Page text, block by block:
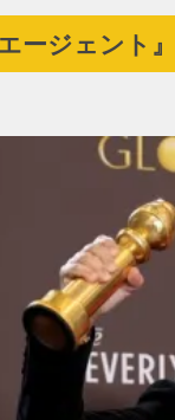
ージェント